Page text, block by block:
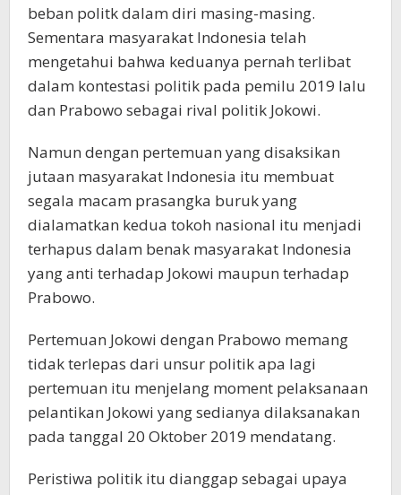
beban politk dalam diri masing-masing.
Sementara masyarakat Indonesia telah
mengetahui bahwa keduanya pernah terlibat
dalam kontestasi politik pada pemilu 2019 lalu
dan Prabowo sebagai rival politik Jokowi.
Namun dengan pertemuan yang disaksikan
jutaan masyarakat Indonesia itu membuat
segala macam prasangka buruk yang
dialamatkan kedua tokoh nasional itu menjadi
terhapus dalam benak masyarakat Indonesia
yang anti terhadap Jokowi maupun terhadap
Prabowo.
Pertemuan Jokowi dengan Prabowo memang
tidak terlepas dari unsur politik apa lagi
pertemuan itu menjelang moment pelaksanaan
pelantikan Jokowi yang sedianya dilaksanakan
pada tanggal 20 Oktober 2019 mendatang.
Peristiwa politik itu dianggap sebagai upaya